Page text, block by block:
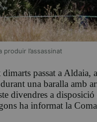
produir l’assassinat
passat a Aldaia,
una baralla amb
divendres a
ha informat la